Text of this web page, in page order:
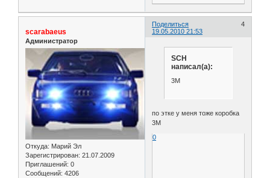
Поделиться
4
19.05.2010 21:53
scarabaeus
Администратор
Откуда: Марий Эл
Зарегистрирован: 21.07.2009
Приглашений: 0
Сообщений: 4206
SCH
написал(а):
3M
по этке у меня тоже коробка
3М
0